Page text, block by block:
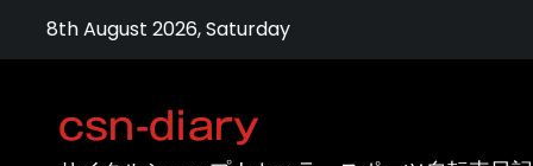
8th August 2026, Saturday
csn-diary